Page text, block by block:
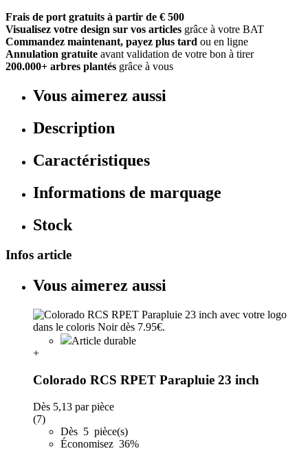
Frais de port gratuits à partir de € 500
Visualisez votre design sur vos articles grâce à votre BAT
Commandez maintenant, payez plus tard ou en ligne
Annulation gratuite avant validation de votre bon à tirer
200.000+ arbres plantés grâce à vous
Vous aimerez aussi
Description
Caractéristiques
Informations de marquage
Stock
Infos article
Vous aimerez aussi
Article durable
+
Colorado RCS RPET Parapluie 23 inch
Dès 5,13 par pièce
(7)
Dès 5 pièce(s)
Économisez 36%